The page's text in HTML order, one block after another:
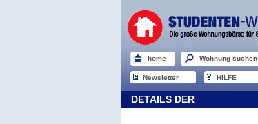
home Wohnung suchen
Newsletter HILFE
DETAILS DER